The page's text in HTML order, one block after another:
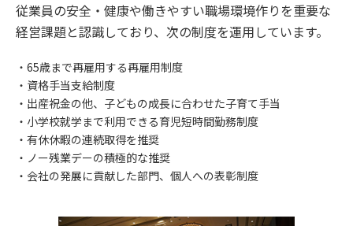
従業員の安全・健康や働きやすい職場環境作りを重要な
経営課題と認識しており、次の制度を運用しています。
65歳まで再雇用する再雇用制度
資格手当支給制度
出産祝金の他、子どもの成長に合わせた子育て手当
小学校就学まで利用できる育児短時間勤務制度
有休休暇の連続取得を推奨
ノー残業デーの積極的な推奨
会社の発展に貢献した部門、個人への表彰制度